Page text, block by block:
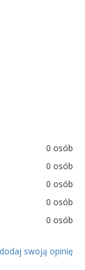
0 osób
0 osób
0 osób
0 osób
0 osób
swoją opinię